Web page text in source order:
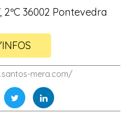
36002 Pontevedra
mera.com/